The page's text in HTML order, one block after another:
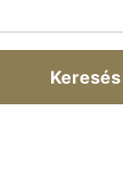
Keresés